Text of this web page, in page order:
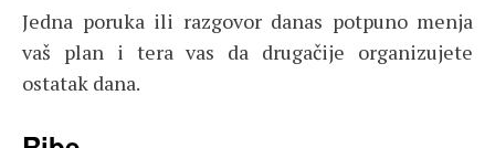
Jedna poruka ili razgovor danas potpuno menja
vaš plan i tera vas da drugačije organizujete
ostatak dana.